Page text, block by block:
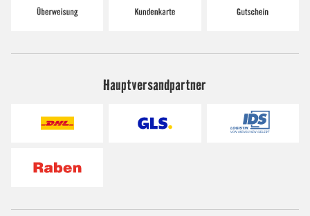
Hauptversandpartner